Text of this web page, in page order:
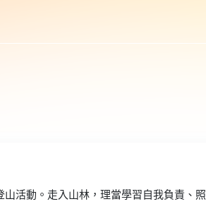
活動。走入山林，理當學習自我負責、照